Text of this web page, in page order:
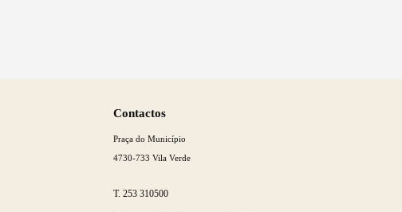
Contactos
Praça do Município
4730-733 Vila Verde
T. 253 310500